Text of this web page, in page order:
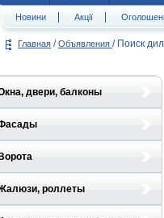
Новини Акції
Главная / Объявления / Поиск
двери, балконы
Ворота
роллеты